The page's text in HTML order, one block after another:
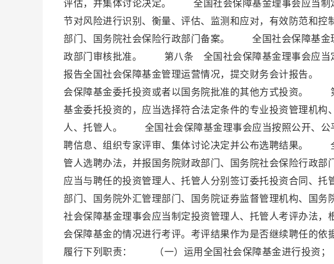
评估，并集体讨论决定。 全国社会保障基金理事会应当制
节对风险进行识别、衡量、评估、监测和应对，有效防范和
部门、国务院社会保险行政部门备案。 全国社会保障基金
政部门审核批准。 第八条 全国社会保障基金理事会应当定
报告全国社会保障基金管理运营情况，提交财务会计报告
会保障基金委托投资或者以国务院批准的其他方式投资。
基金委托投资的，应当选择符合法定条件的专业投资管理机
人、托管人。 全国社会保障基金理事会应当按照公开、公
聘信息、组织专家评审、集体讨论决定并公布选聘结果。
管人选聘办法，并报国务院财政部门、国务院社会保险行
应当与聘任的投资管理人、托管人分别签订委托投资合同、
部门、国务院外汇管理部门、国务院证券监督管理机构、
社会保障基金理事会应当制定投资管理人、托管人考评办法
会保障基金的情况进行考评。考评结果作为是否继续聘任
履行下列职责： （一）运用全国社会保障基金进行投资